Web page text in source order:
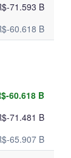
71.593 B
60.618 B
60.618 B
71.481 B
65.907 B